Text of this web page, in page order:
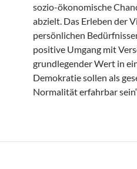
sozio-ökonomische
abzielt. Das Erleben der
persönlichen
positive Umgang mit
grundlegender Wert in
Demokratie sollen als
Normalität erfahrbar